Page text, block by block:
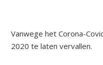
Vanwege het Corona-
2020 te laten vervallen.